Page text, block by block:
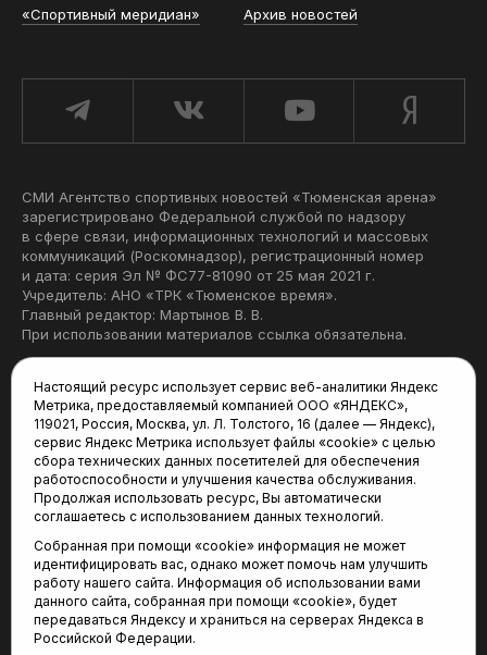
«Спортивный меридиан»
Архив новостей
СМИ Агентство спортивных новостей «Тюменская арена»
зарегистрировано Федеральной службой по надзору
в сфере связи, информационных технологий и массовых
коммуникаций (Роскомнадзор), регистрационный номер
и дата: серия Эл № ФС77-81090 от 25 мая 2021 г.
Учредитель: АНО «ТРК «Тюменское время».
Главный редактор: Мартынов В. В.
При использовании материалов ссылка обязательна.
Редакция:
625035, Тюмень, пр. Геологоразведчиков, 28А
(3452) 68-22-28
tum-arena@mail.ru
Отдел продаж:
(3452) 68-89-78
kotovaev@sibinformburo.ru
Настоящий ресурс использует сервис веб-аналитики Яндекс
Метрика, предоставляемый компанией ООО «ЯНДЕКС»,
119021, Россия, Москва, ул. Л. Толстого, 16 (далее — Яндекс),
сервис Яндекс Метрика использует файлы «cookie» с целью
сбора технических данных посетителей для обеспечения
работоспособности и улучшения качества обслуживания.
Продолжая использовать ресурс, Вы автоматически
соглашаетесь с использованием данных технологий.
Собранная при помощи «cookie» информация не может
идентифицировать вас, однако может помочь нам улучшить
работу нашего сайта. Информация об использовании вами
данного сайта, собранная при помощи «cookie», будет
передаваться Яндексу и храниться на серверах Яндекса в
Российской Федерации.